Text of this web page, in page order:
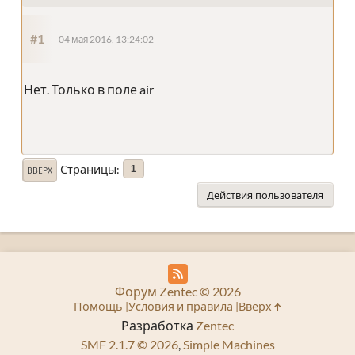
#1 04 мая 2016, 13:24:02
Нет. Только в поле air
ВВЕРХ Страницы 1
Действия пользователя
Разработка Zentec
SMF 2.1.7 © 2026,Simple Machines
Форум Zentec © 2026
Помощь Условия и правила Вверх